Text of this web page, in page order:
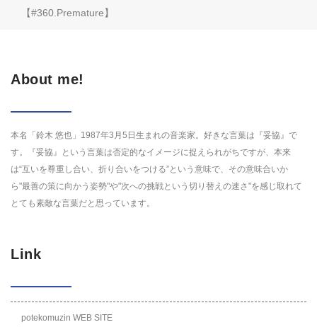
【#360.Premature】
About me!
本名「鈴木 悠也」1987年3月5日生まれの音楽家。好きな言葉は『妥協』で
す。『妥協』という言葉は否定的なイメージに捉えられがちですが、本来
は“互いを尊重し合い、折り合いをつける”という意味で、その意味合いか
ら"最善の策に向かう姿勢"や"次への挑戦という切り替えの速さ"を感じ取れて
とても素敵な言葉だと思っています。
Link
potekomuzin WEB SITE